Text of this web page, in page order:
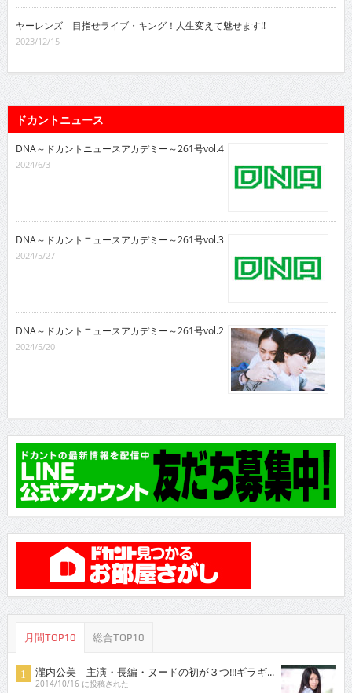
ヤーレンズ 目指せライブ・キング！人生変えて魅せます!!
2023/12/15
ドカントニュース
DNA～ドカントニュースアカデミー～261号vol.4
2024/6/3
DNA～ドカントニュースアカデミー～261号vol.3
2024/5/27
DNA～ドカントニュースアカデミー～261号vol.2
2024/5/20
月間TOP10 総合TOP10
瀧内公美 主演・長編・ヌードの初が３つ!!!ギラギ...
2014/10/16 に投稿された